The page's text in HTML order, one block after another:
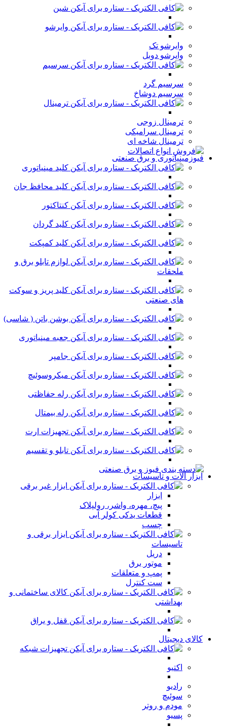
شین
وایرشو
وایرشو تک
وایرشو دوبل
سرسیم
سرسیم گرد
سرسیم دوشاخ
ترمینال
ترمینال زوجی
ترمینال سرامیکی
ترمینال شاخه ای
فیوزمینیاتوری و برق صنعتی
کلید مینیاتوری
کلید محافظ جان
کنتاکتور
کلید گردان
کلید کمپکت
لوازم تابلو برق و
ملحقات
کلید پریز و سوکت
های صنعتی
بوشن باتن ( شاسی)
جعبه مینیاتوری
جامپر
میکروسوئیچ
رله حفاظتی
رله بیمتال
تجهیزات ارت
تابلو و تقسیم
ابزار آلات و تاسیسات
ابزار غیر برقی
ابزار
پیچ، مهره، واشر، رولپلاک
قطعات یدکی کولر آبی
چسب
ابزار برقی و
تاسیسات
دریل
موتور برق
پمپ و متعلقات
ست کنترل
کالای ساختمانی و
بهداشتی
قفل و یراق
کالای دیجیتال
تجهیزات شبکه
اکتیو
رادیو
سوئیچ
مودم و روتر
پسیو